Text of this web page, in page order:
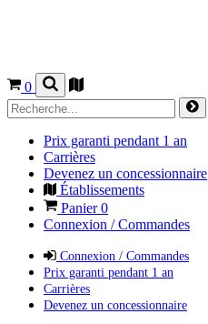
0
Prix garanti pendant 1 an
Carrières
Devenez un concessionnaire
Établissements
Panier0
Connexion / Commandes
Connexion / Commandes
Prix garanti pendant 1 an
Carrières
Devenez un concessionnaire